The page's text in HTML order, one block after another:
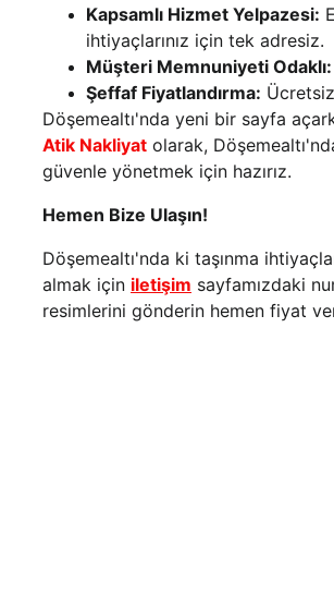
Kapsamlı Hizmet Yelpazesi:
ihtiyaçlarınız için tek adresiz.
Müşteri Memnuniyeti Odaklı:
Şeffaf Fiyatlandırma:
Döşemealtı'nda yeni bir sayfa
Atik Nakliyat olarak,
güvenle yönetmek için hazırız.
Hemen Bize Ulaşın!
Döşemealtı'nda ki taşınma
almak için iletişim sayfamızdaki
resimlerini gönderin hemen fiyat